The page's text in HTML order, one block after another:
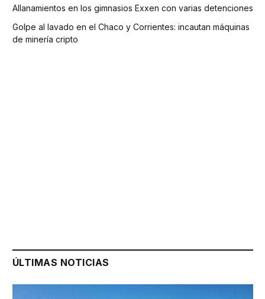
Allanamientos en los gimnasios Exxen con varias detenciones
Golpe al lavado en el Chaco y Corrientes: incautan máquinas
de minería cripto
ÚLTIMAS NOTICIAS